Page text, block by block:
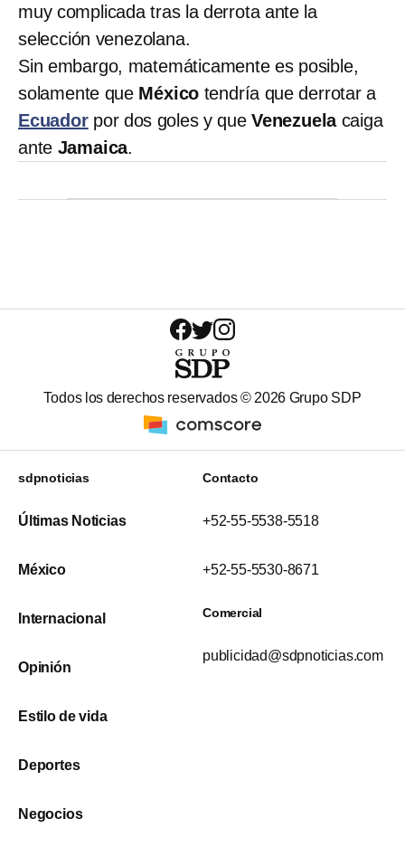
muy complicada tras la derrota ante la
selección venezolana.
Sin embargo, matemáticamente es posible,
solamente que México tendría que derrotar a
Ecuadorpor dos goles y queVenezuelacaiga
ante Jamaica.
Todos los derechos reservados ©2026 Grupo SDP
sdpnoticias
Últimas Noticias
México
Internacional
Opinión
Estilo de vida
Deportes
Negocios
Contacto
+52-55-5538-5518
+52-55-5530-8671
Comercial
publicidad@sdpnoticias.com